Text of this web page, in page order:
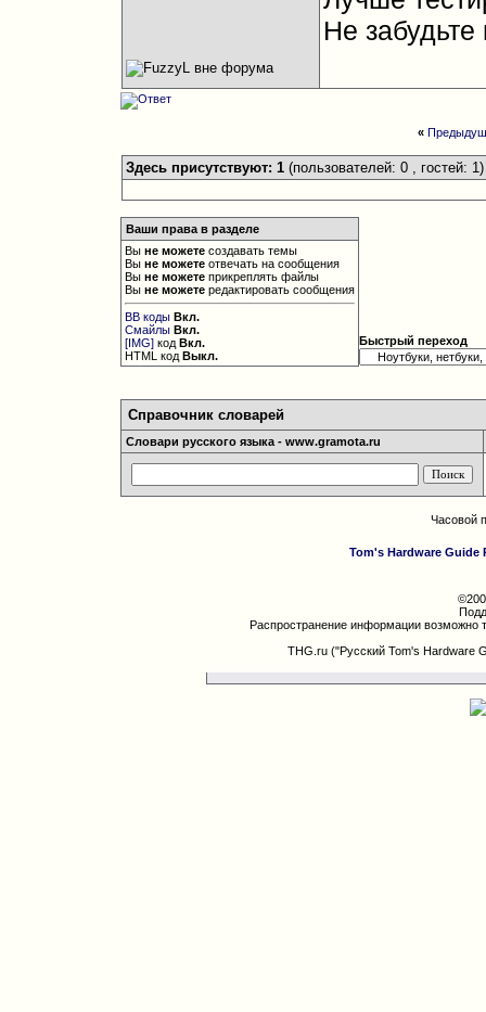
Не забудьте
«
Здесь присутствуют: 1 (пользователей: 0 , гостей: 1)
Ваши права в разделе
Выне можете создавать темы
Выне можете отвечать на сообщения
Выне можете прикреплять файлы
Выне можете редактировать сообщения
BB коды Вкл.
Смайлы Вкл.
[IMG] кодВкл.
HTML кодВыкл.
Быстрый переход
Справочник словарей
Словари русского языка - www.gramota.ru
Часовой
Tom's Hardware Guide
Распространение информации возможно
THG.ru ("Русский Tom's Hardware